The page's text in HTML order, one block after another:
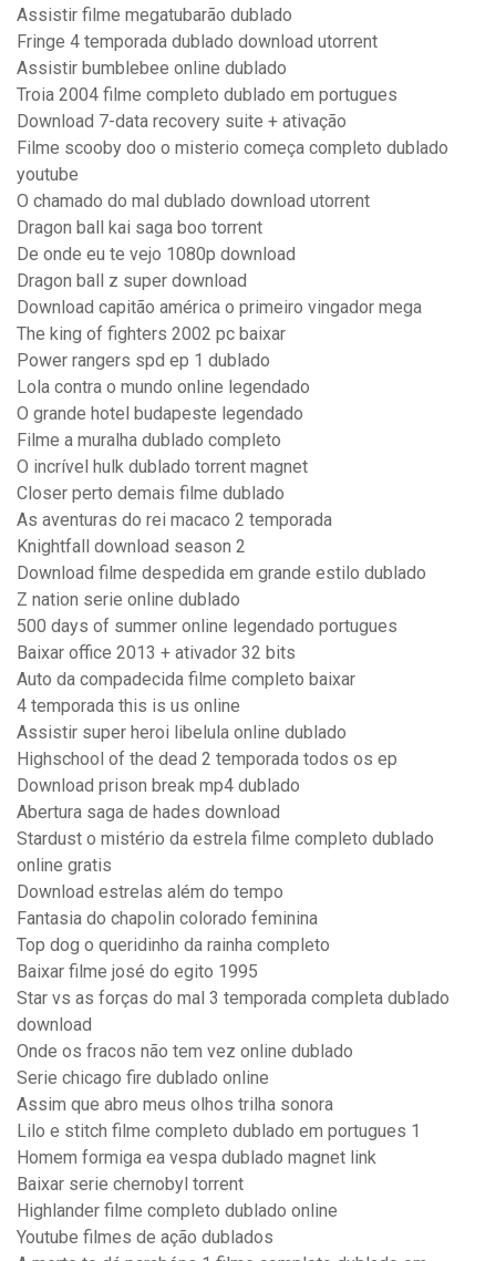
Assistir filme megatubarão dublado
Fringe 4 temporada dublado download utorrent
Assistir bumblebee online dublado
Troia 2004 filme completo dublado em portugues
Download 7-data recovery suite + ativação
Filme scooby doo o misterio começa completo dublado
youtube
O chamado do mal dublado download utorrent
Dragon ball kai saga boo torrent
De onde eu te vejo 1080p download
Dragon ball z super download
Download capitão américa o primeiro vingador mega
The king of fighters 2002 pc baixar
Power rangers spd ep 1 dublado
Lola contra o mundo online legendado
O grande hotel budapeste legendado
Filme a muralha dublado completo
O incrível hulk dublado torrent magnet
Closer perto demais filme dublado
As aventuras do rei macaco 2 temporada
Knightfall download season 2
Download filme despedida em grande estilo dublado
Z nation serie online dublado
500 days of summer online legendado portugues
Baixar office 2013 + ativador 32 bits
Auto da compadecida filme completo baixar
4 temporada this is us online
Assistir super heroi libelula online dublado
Highschool of the dead 2 temporada todos os ep
Download prison break mp4 dublado
Abertura saga de hades download
Stardust o mistério da estrela filme completo dublado
online gratis
Download estrelas além do tempo
Fantasia do chapolin colorado feminina
Top dog o queridinho da rainha completo
Baixar filme josé do egito 1995
Star vs as forças do mal 3 temporada completa dublado
download
Onde os fracos não tem vez online dublado
Serie chicago fire dublado online
Assim que abro meus olhos trilha sonora
Lilo e stitch filme completo dublado em portugues 1
Homem formiga ea vespa dublado magnet link
Baixar serie chernobyl torrent
Highlander filme completo dublado online
Youtube filmes de ação dublados